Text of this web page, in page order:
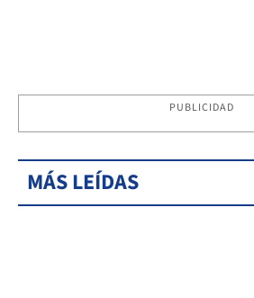
PUBLICIDAD
MÁS LEÍDAS